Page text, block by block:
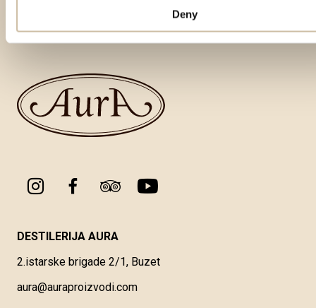
Deny
DESTILERIJA AURA
2.istarske brigade 2/1, Buzet
aura@auraproizvodi.com